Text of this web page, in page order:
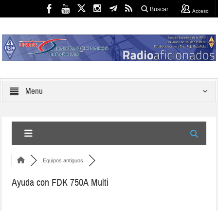
Buscar Acceso
Menu
Equipos antiguos
Ayuda con FDK 750A Multi